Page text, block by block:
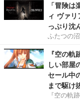
「冒険
ィ ヴァ
っぷり沈
ふたつの
『空の
しい部屋
セール中
まで駆け
『空の軌